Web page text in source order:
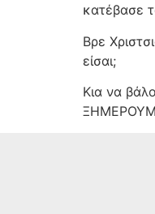
κατέβασε
Βρε
είσαι;
Κια να